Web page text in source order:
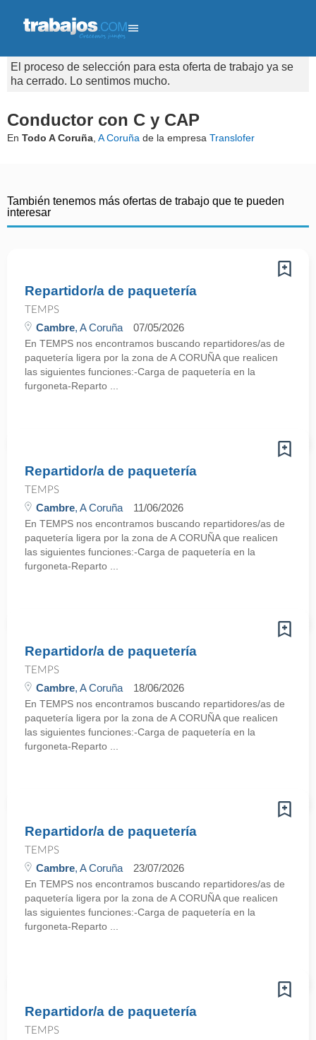
El proceso de selección para esta oferta de trabajo ya se
ha cerrado. Lo sentimos mucho.
Conductor con C y CAP
En Todo A Coruña A Coruña de la empresa Translofer
También tenemos más ofertas de trabajo que te pueden
interesar
Repartidor/a de paquetería
TEMPS
Cambre, A Coruña 07/05/2026
En TEMPS nos encontramos buscando repartidores/as de
paquetería ligera por la zona de A CORUÑA que realicen
las siguientes funciones:-Carga de paquetería en la
furgoneta-Reparto ...
Repartidor/a de paquetería
TEMPS
Cambre, A Coruña 11/06/2026
En TEMPS nos encontramos buscando repartidores/as de
paquetería ligera por la zona de A CORUÑA que realicen
las siguientes funciones:-Carga de paquetería en la
furgoneta-Reparto ...
Repartidor/a de paquetería
TEMPS
Cambre, A Coruña 18/06/2026
En TEMPS nos encontramos buscando repartidores/as de
paquetería ligera por la zona de A CORUÑA que realicen
las siguientes funciones:-Carga de paquetería en la
furgoneta-Reparto ...
Repartidor/a de paquetería
TEMPS
Cambre, A Coruña 23/07/2026
En TEMPS nos encontramos buscando repartidores/as de
paquetería ligera por la zona de A CORUÑA que realicen
las siguientes funciones:-Carga de paquetería en la
furgoneta-Reparto ...
Repartidor/a de paquetería
TEMPS